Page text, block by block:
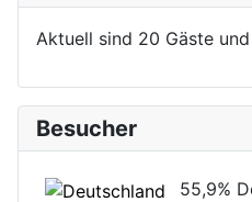
Aktuell sind 20 Gäste
Besucher
55,9%